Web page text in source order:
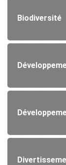
Biodiversité